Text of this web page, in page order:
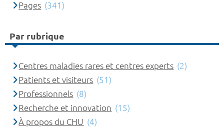
Pages (341)
Par rubrique
Centres maladies rares et centres experts (2)
Patients et visiteurs (51)
Professionnels (8)
Recherche et innovation (15)
À propos du CHU (4)